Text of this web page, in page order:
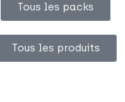
Tous les packs
Tous les produits